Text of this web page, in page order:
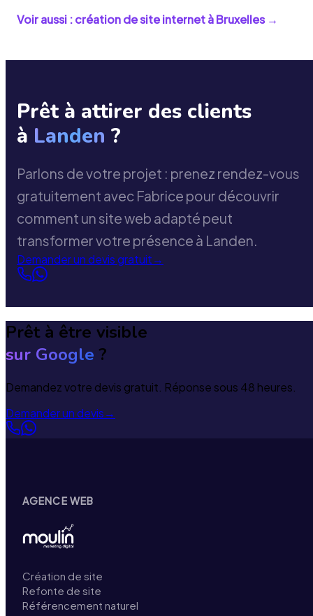
Voir aussi : création de site internet àBruxelles→
Prêt à attirer des clients
à Landen ?
Parlons de votre projet : prenez rendez-vous
gratuitement avec Fabrice pour découvrir
comment un site web adapté peut
transformer votre présence à Landen.
Demander un devis gratuit→
Prêt à être visible
sur Google ?
Demandez votre devis gratuit. Réponse sous 48 heures.
Demander un devis→
AGENCE WEB
Création de site
Refonte de site
Référencement naturel